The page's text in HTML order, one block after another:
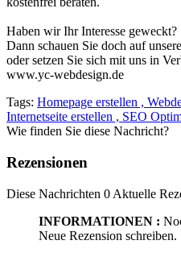
Haben wir Ihr Interesse geweckt?
Dann schauen Sie doch auf
oder setzen Sie sich mit uns in
www.yc-webdesign.de
Tags: Homepage erstellen ,
Internetseite erstellen , SEO
Wie finden Sie diese Nachricht?
Rezensionen
Diese Nachrichten 0 Aktuelle
INFORMATIONEN :
Neue Rezension schreiben.